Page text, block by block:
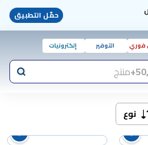
حمّل التطبيق
فوري التوفير إلكترونيات
منتج
نوع